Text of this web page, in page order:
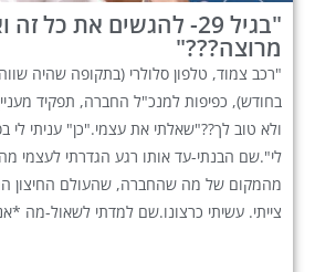
"בגיל 29- להגשים את כל
מרוצה???"
"רכב צמוד, טלפון סלולרי (בתקופה שהיה
בחודש), כפיפות למנכ"ל החברה, תפקיד
ולא טוב לך??"שאלתי את עצמי."כן" עניתי לי
לי".שם הבנתי-עד אותו רגע הגדרתי לעצמי
מהמקום של מה שהחברה, שהעולם החיצון
צייתי. עשיתי כרצונו.שם למדתי לשאול-מה